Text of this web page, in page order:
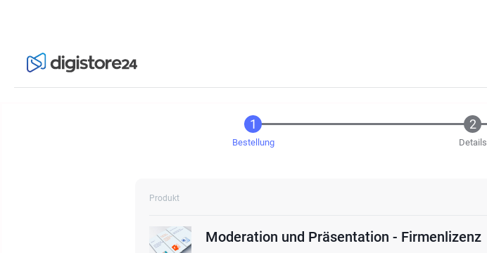
Bestellung Details
Produkt
Moderation und Präsentation - Firmenlizenz